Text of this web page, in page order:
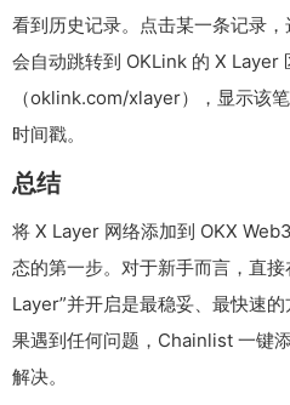
看到历史记录。点击某一条记录，
会自动跳转到 OKLink 的 X Layer
（oklink.com/xlayer），显示该
时间戳。
总结
将 X Layer 网络添加到 OKX
态的第一步。对于新手而言，直
Layer”并开启是最稳妥、最快速
果遇到任何问题，Chainlist 一键
解决。